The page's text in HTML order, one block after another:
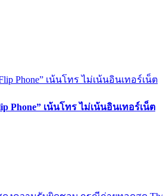
Phone” เน้นโทร ไม่เน้นอินเทอร์เน็ต